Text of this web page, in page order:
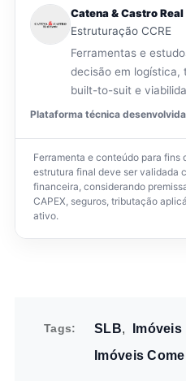
Catena & Castro
Estruturação CCRE
Ferramentas e
decisão em logística,
built-to-suit e
Plataforma técnica
Ferramenta e conteúdo para fins
estrutura final deve ser validada
financeira, considerando
CAPEX, seguros, tributação
ativo.
Tags SLB
Imóveis